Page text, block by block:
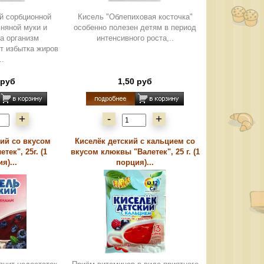
сорбционной
муки и
организм
избытка жиров
+
Кисель "Облепиховая косточка"
особенно полезен детям в период
интенсивного роста,..
1,50 руб
- +
со вкусом
25г. (1
Киселёк детский с кальцием со
вкусом клюквы "Валетек", 25 г. (1
порция)...